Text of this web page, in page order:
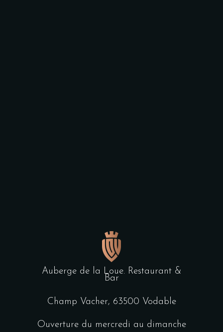
Auberge de la Loue. Restaurant &
Bar
Champ Vacher, 63500 Vodable
Ouverture du mercredi au dimanche